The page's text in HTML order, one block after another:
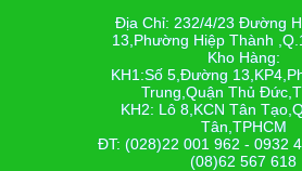
Địa Chỉ: 232/4/23 Đường
13,Phường Hiệp Thành
Kho Hàng:
KH1:Số 5,Đường
Trung,Quận Thủ
KH2: Lô 8,KCN Tân
Tân,TPHCM
ĐT: (028)22 001 962 - 0932
(08)62 567 618